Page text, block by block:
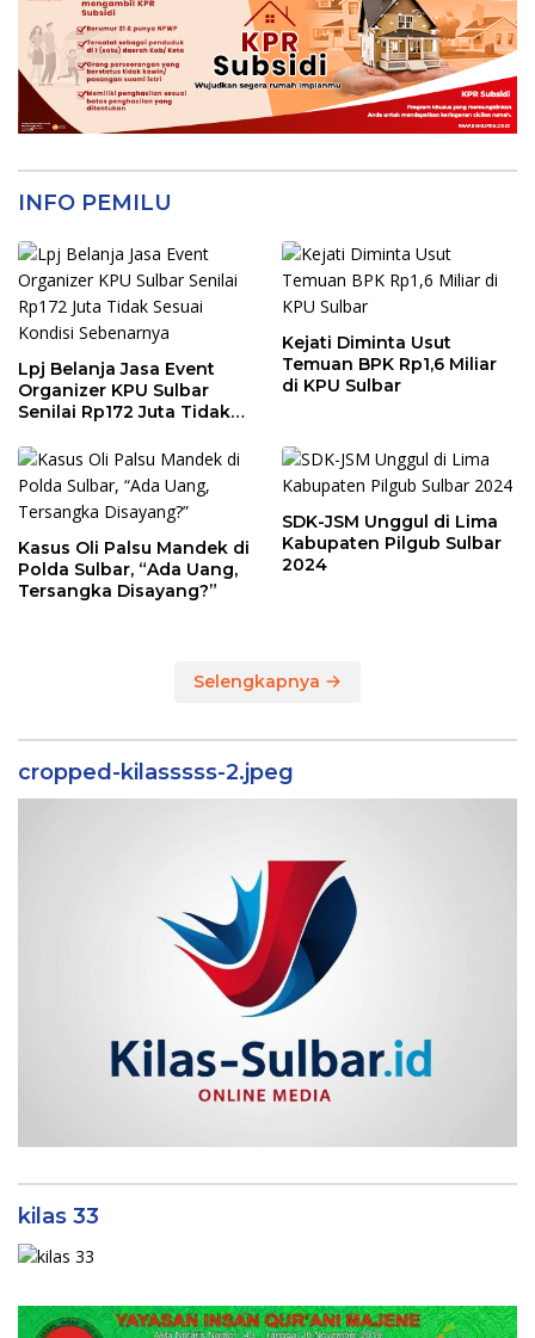
INFO PEMILU
Lpj Belanja Jasa Event
Organizer KPU Sulbar
Senilai Rp172 Juta Tidak
Sebenarnya
Kejati Diminta Usut
Temuan BPK Rp1,6 Miliar
di KPU Sulbar
Kasus Oli Palsu Mandek di
Polda Sulbar, “Ada Uang,
Tersangka Disayang?”
SDK-JSM Unggul di Lima
Kabupaten Pilgub Sulbar
2024
Selengkapnya
cropped-kilasssss-2.jpeg
kilas 33